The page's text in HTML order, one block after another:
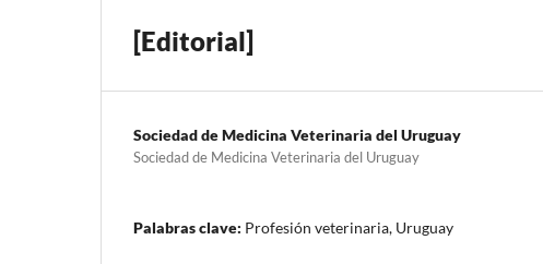
[Editorial]
Sociedad de Medicina Veterinaria del Uruguay
Sociedad de Medicina Veterinaria del Uruguay
Palabras clave: Profesión veterinaria, Uruguay